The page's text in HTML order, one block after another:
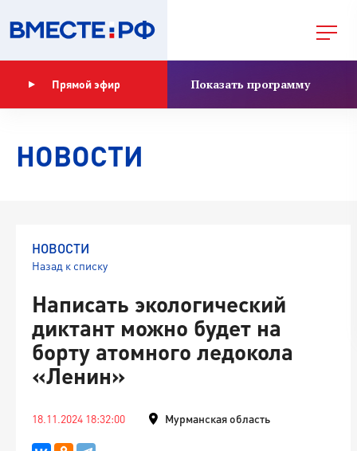
Прямой эфир Показать программу
НОВОСТИ
НОВОСТИ
Назад к списку
Написать экологический
диктант можно будет на
борту атомного ледокола
«Ленин»
18.11.2024 18:32:00 Мурманская область